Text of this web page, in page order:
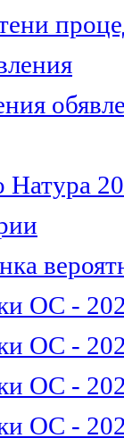
Натура
ОС -
ОС -
ОС -
ОС -